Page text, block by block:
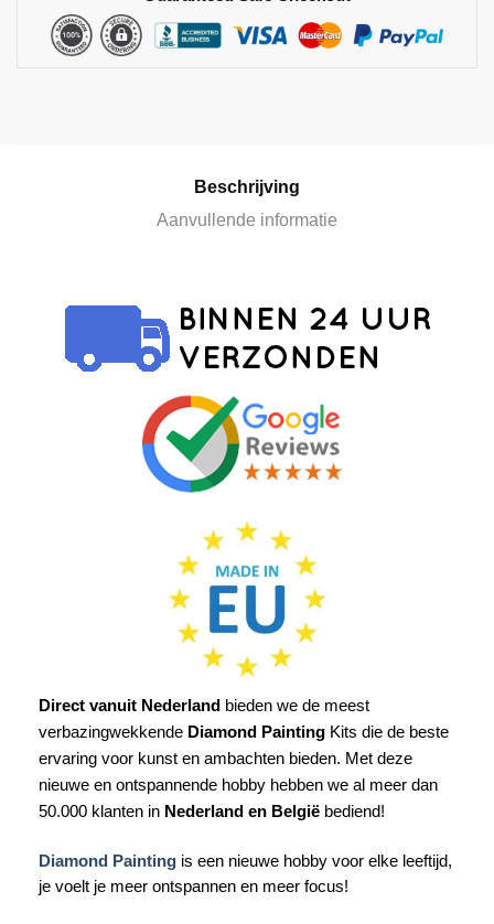
Beschrijving
Aanvullende informatie
Direct vanuit Nederland bieden we de meest
verbazingwekkende Diamond Painting Kits die de beste
ervaring voor kunst en ambachten bieden. Met deze
nieuwe en ontspannende hobby hebben we al meer dan
50.000 klanten in Nederland en België bediend!
Diamond Painting is een nieuwe hobby voor elke leeftijd,
je voelt je meer ontspannen en meer focus!